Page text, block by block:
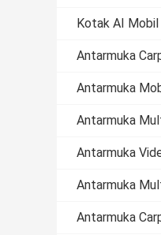
Kotak AI Mobil
Antarmuka
Antarmuka
Antarmuka
Antarmuka
Antarmuka
Antarmuka